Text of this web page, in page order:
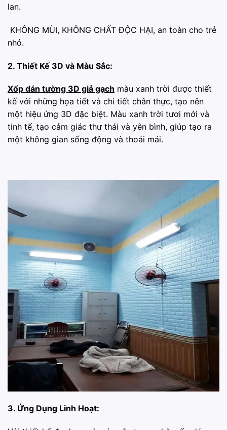
lan.
️ KHÔNG MÙI, KHÔNG CHẤT ĐỘC HẠI, an toàn cho trẻ
nhỏ.
2. Thiết Kế 3D và Màu Sắc:
Xốp dán tường 3D giả gạch màu xanh trời được thiết
kế với những họa tiết và chi tiết chân thực, tạo nên
một hiệu ứng 3D đặc biệt. Màu xanh trời tươi mới và
tinh tế, tạo cảm giác thư thái và yên bình, giúp tạo ra
một không gian sống động và thoải mái.
3. Ứng Dụng Linh Hoạt: